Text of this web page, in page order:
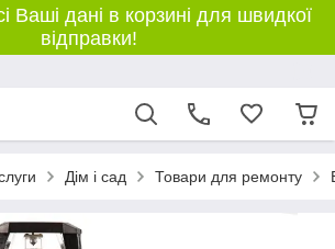
Ваші дані в корзині для швидкої
відправки!
Дім і сад Товари для ремонту